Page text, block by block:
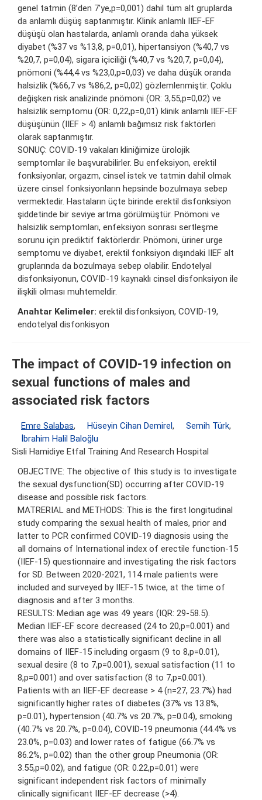
genel tatmin (8’den 7’ye,p=0,001) dahil tüm alt gruplarda
da anlamlı düşüş saptanmıştır. Klinik anlamlı IIEF-EF
düşüşü olan hastalarda, anlamlı oranda daha yüksek
diyabet (%37 vs %13,8, p=0,01), hipertansiyon (%40,7 vs
%20,7, p=0,04), sigara içiciliği (%40,7 vs %20,7, p=0,04),
pnömoni (%44,4 vs %23,0,p=0,03) ve daha düşük oranda
halsizlik (%66,7 vs %86,2, p=0,02) gözlemlenmiştir. Çoklu
değişken risk analizinde pnömoni (OR: 3,55,p=0,02) ve
halsizlik semptomu (OR: 0,22,p=0,01) klinik anlamlı IIEF-EF
düşüşünün (IIEF > 4) anlamlı bağımsız risk faktörleri
olarak saptanmıştır.
SONUÇ: COVID-19 vakaları kliniğimize ürolojik
semptomlar ile başvurabilirler. Bu enfeksiyon, erektil
fonksiyonlar, orgazm, cinsel istek ve tatmin dahil olmak
üzere cinsel fonksiyonların hepsinde bozulmaya sebep
vermektedir. Hastaların üçte birinde erektil disfonksiyon
şiddetinde bir seviye artma görülmüştür. Pnömoni ve
halsizlik semptomları, enfeksiyon sonrası sertleşme
sorunu için prediktif faktörlerdir. Pnömoni, üriner urge
semptomu ve diyabet, erektil fonksiyon dışındaki IIEF alt
gruplarında da bozulmaya sebep olabilir. Endotelyal
disfonksiyonun, COVID-19 kaynaklı cinsel disfonksiyon ile
ilişkili olması muhtemeldir.
Anahtar Kelimeler: erektil disfonksiyon, COVID-19,
endotelyal disfonkisyon
The impact of COVID-19 infection on
sexual functions of males and
associated risk factors
Emre Salabas, Hüseyin Cihan Demirel, Semih Türk,
İbrahim Halil Baloğlu
Sisli Hamidiye Etfal Training And Research Hospital
OBJECTIVE: The objective of this study is to investigate
the sexual dysfunction(SD) occurring after COVID-19
disease and possible risk factors.
MATRERIAL and METHODS: This is the first longitudinal
study comparing the sexual health of males, prior and
latter to PCR confirmed COVID-19 diagnosis using the
all domains of International index of erectile function-15
(IIEF-15) questionnaire and investigating the risk factors
for SD. Between 2020-2021, 114 male patients were
included and surveyed by IIEF-15 twice, at the time of
diagnosis and after 3 months.
RESULTS: Median age was 49 years (IQR: 29-58.5).
Median IIEF-EF score decreased (24 to 20,p=0.001) and
there was also a statistically significant decline in all
domains of IIEF-15 including orgasm (9 to 8,p=0.01),
sexual desire (8 to 7,p=0.001), sexual satisfaction (11 to
8,p=0.001) and over satisfaction (8 to 7,p=0.001).
Patients with an IIEF-EF decrease > 4 (n=27, 23.7%) had
significantly higher rates of diabetes (37% vs 13.8%,
p=0.01), hypertension (40.7% vs 20.7%, p=0.04), smoking
(40.7% vs 20.7%, p=0.04), COVID-19 pneumonia (44.4% vs
23.0%, p=0.03) and lower rates of fatigue (66.7% vs
86.2%, p=0.02) than the other group Pneumonia (OR:
3.55,p=0.02), and fatigue (OR: 0.22,p=0.01) were
significant independent risk factors of minimally
clinically significant IIEF-EF decrease (>4).